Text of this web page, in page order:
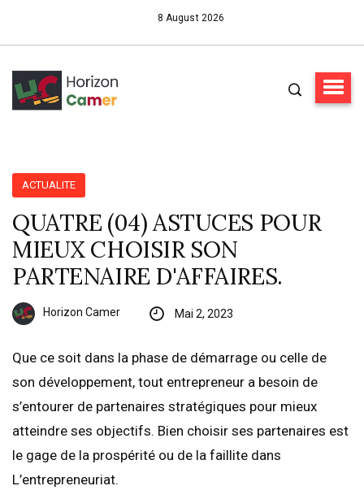
8 August 2026
ACTUALITE
QUATRE (04) ASTUCES POUR
MIEUX CHOISIR SON
PARTENAIRE D'AFFAIRES.
Horizon Camer Mai 2, 2023
Que ce soit dans la phase de démarrage ou celle de
son développement, tout entrepreneur a besoin de
s’entourer de partenaires stratégiques pour mieux
atteindre ses objectifs. Bien choisir ses partenaires est
le gage de la prospérité ou de la faillite dans
L’entrepreneuriat.